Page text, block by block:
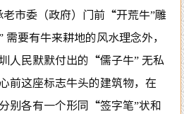
老市委（政府）门前“开荒牛”雕
要有牛来耕地的风水理念外，
人民默默付出的“儒子牛” 无私
前这座标志牛头的建筑物，在
别各有一个形同“签字笔”状和